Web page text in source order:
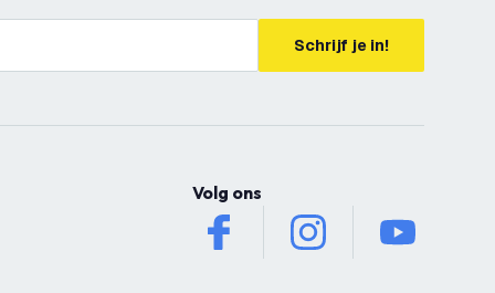
Schrijf je in!
Volg ons
facebook instagram youtube